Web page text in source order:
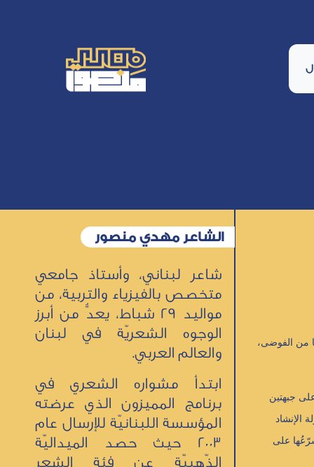
من الفوضى،
جبهتين
الإنشاد
على
الشاعر مهدي منصور
شاعر لبناني، وأستاذ جامعي
متخصص بالفيزياء والتربية، من
مواليد 29 شباط، يعدُّ من أبرز
الوجوه الشعريّة في لبنان
والعالم العربي.
ابتدأ مشواره الشعري في
برنامج المميزون الذي عرضته
المؤسسة اللبنانيّة للإرسال عام
2003 حيث حصد الميداليّة
الذّهبيّة عن فئة الشعر